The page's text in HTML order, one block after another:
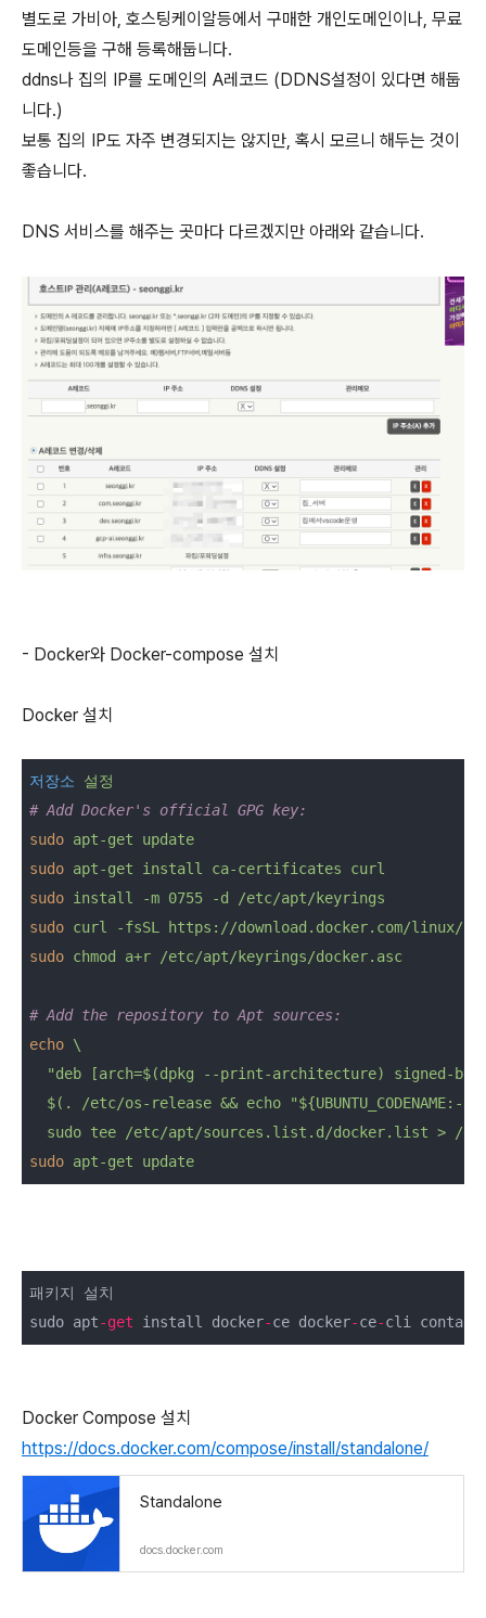
별도로 가비아, 호스팅케이알등에서 구매한 개인도메인이나, 무료
도메인등을 구해 등록해둡니다.
ddns나 집의 IP를 도메인의 A레코드 (DDNS설정이 있다면 해둡
니다.)
보통 집의 IP도 자주 변경되지는 않지만, 혹시 모르니 해두는 것이
좋습니다.
DNS 서비스를 해주는 곳마다 다르겠지만 아래와 같습니다.
- Docker와 Docker-compose 설치
Docker 설치
저장소
설정
# Add Docker's official GPG key:
sudo apt-get update
sudo apt-get install ca-certificates curl
sudo install -m 0755 -d /etc/apt/keyrings
sudo curl -fsSL https://download.docker.com/linux/
sudo chmod a+r /etc/apt/keyrings/docker.asc
# Add the repository to Apt sources:
echo \
"deb [arch=$(dpkg --print-architecture) signed-
$(. /etc/os-release && echo "${UBUNTU_CODENAME:-
sudo tee /etc/apt/sources.list.d/docker.list > /
sudo apt-get update
패키지 설치
sudo apt-get install docker-ce docker-ce-cli
Docker Compose 설치
https://docs.docker.com/compose/install/standalone/
Standalone
docs.docker.com